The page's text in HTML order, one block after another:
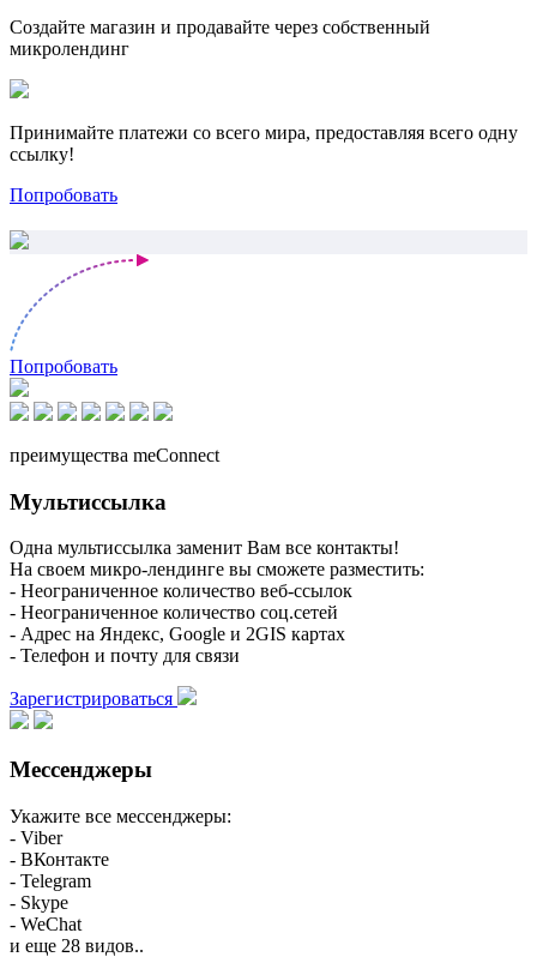
Создайте магазин и продавайте через собственный
микролендинг
Принимайте платежи со всего мира, предоставляя всего одну
ссылку!
Попробовать
Попробовать
преимущества meConnect
Мультиссылка
Одна мультиссылка заменит Вам все контакты!
На своем микро-лендинге вы сможете разместить:
- Неограниченное количество веб-ссылок
- Неограниченное количество соц.сетей
- Адрес на Яндекс, Google и 2GIS картах
- Телефон и почту для связи
Зарегистрироваться
Мессенджеры
Укажите все мессенджеры:
- Viber
- ВКонтакте
- Telegram
- Skype
- WeChat
и еще 28 видов..